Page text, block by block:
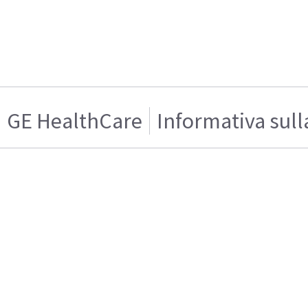
GE HealthCare Informativa